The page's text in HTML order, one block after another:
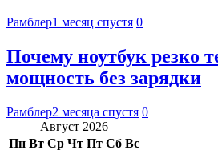
Рамблер1 месяц спустя 0
Почему ноутбук резко
мощность без зарядки
Рамблер2 месяца спустя 0
Август 2026
Пн Вт Ср Чт Пт Сб Вс